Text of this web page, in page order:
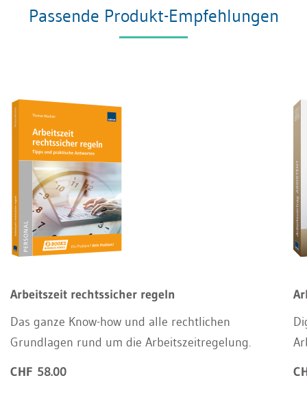
Passende Produkt-Empfehlungen
Arbeitszeit rechtssicher regeln
Das ganze Know-how und alle rechtlichen
Grundlagen rund um die Arbeitszeitregelung.
CHF 58.00